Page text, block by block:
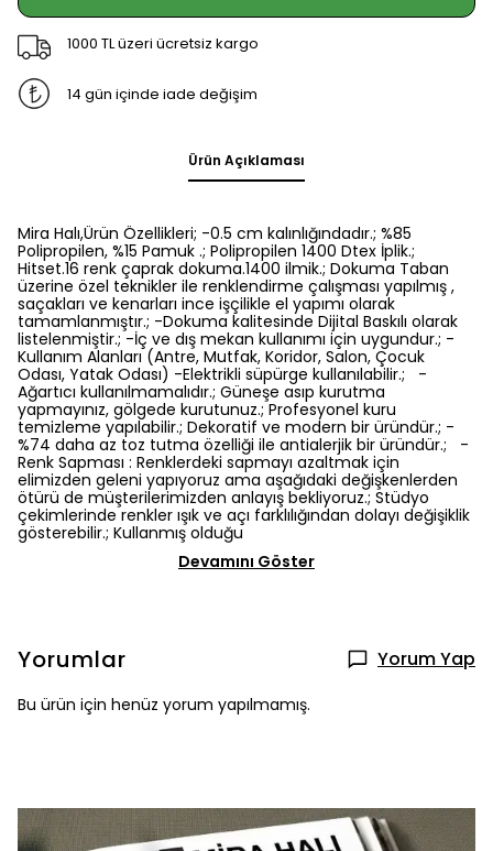
1000 TL üzeri ücretsiz kargo
14 gün içinde iade değişim
Ürün Açıklaması
Mira Halı,Ürün Özellikleri; -0.5 cm kalınlığındadır.; %85
Polipropilen, %15 Pamuk .; Polipropilen 1400 Dtex İplik.;
Hitset.16 renk çaprak dokuma.1400 ilmik.; Dokuma Taban
üzerine özel teknikler ile renklendirme çalışması yapılmış ,
saçakları ve kenarları ince işçilikle el yapımı olarak
tamamlanmıştır.; -Dokuma kalitesinde Dijital Baskılı olarak
listelenmiştir.; -İç ve dış mekan kullanımı için uygundur.; -
Kullanım Alanları (Antre, Mutfak, Koridor, Salon, Çocuk
Odası, Yatak Odası) -Elektrikli süpürge kullanılabilir.; -
Ağartıcı kullanılmamalıdır.; Güneşe asıp kurutma
yapmayınız, gölgede kurutunuz.; Profesyonel kuru
temizleme yapılabilir.; Dekoratif ve modern bir üründür.; -
%74 daha az toz tutma özelliği ile antialerjik bir üründür.; -
Renk Sapması : Renklerdeki sapmayı azaltmak için
elimizden geleni yapıyoruz ama aşağıdaki değişkenlerden
ötürü de müşterilerimizden anlayış bekliyoruz.; Stüdyo
çekimlerinde renkler ışık ve açı farklılığından dolayı değişiklik
gösterebilir.; Kullanmış olduğu
Devamını Göster
Yorumlar Yorum Yap
Bu ürün için henüz yorum yapılmamış.